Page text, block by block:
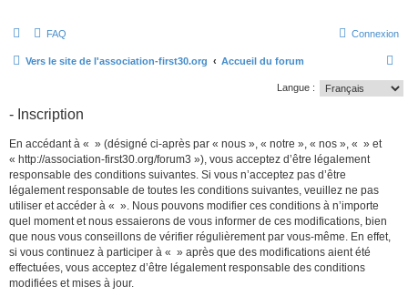
FAQ Connexion
Vers le site de l'association-first30.org Accueil du forum
e
Langue :
- Inscription
En accédant à « » (désigné ci-après par « nous », « notre », « nos », « » et
« http://association-first30.org/forum3 »), vous acceptez d’être légalement
responsable des conditions suivantes. Si vous n’acceptez pas d’être
légalement responsable de toutes les conditions suivantes, veuillez ne pas
utiliser et accéder à « ». Nous pouvons modifier ces conditions à n’importe
quel moment et nous essaierons de vous informer de ces modifications, bien
que nous vous conseillons de vérifier régulièrement par vous-même. En effet,
si vous continuez à participer à « » après que des modifications aient été
effectuées, vous acceptez d’être légalement responsable des conditions
modifiées et mises à jour.